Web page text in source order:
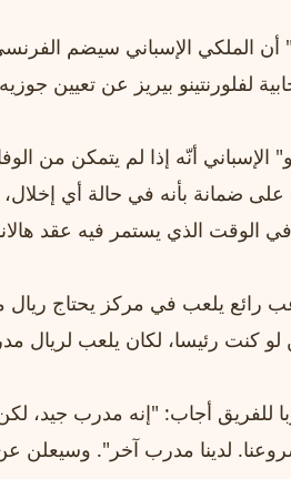
الملكي الإسباني سيضم
لفلورنتينو بيريز عن تعيين جوزيه
أنّه إذا لم يتمكن من
في الوقت الذي يستمر فيه عقد
يلعب في مركز يحتاج ريال
لو كنت رئيسا، لكان يلعب لريال
للفريق أجاب: "إنه مدرب جيد،
لدينا مدرب آخر". وسيعلن